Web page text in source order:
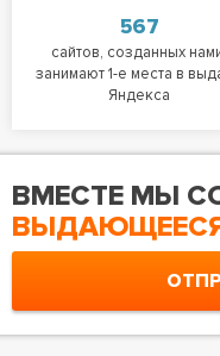
567
сайтов, созданных
занимают 1-е места в
Яндекса
ВМЕСТЕ МЫ